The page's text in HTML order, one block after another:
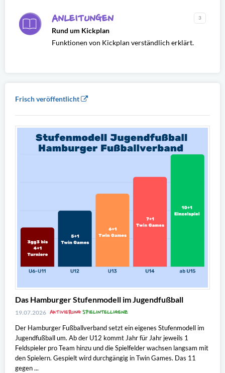
ANLEITUNGEN 3
Rund um Kickplan
Funktionen von Kickplan verständlich erklärt.
Frisch veröffentlicht
Das Hamburger Stufenmodell im Jugendfußball
19.07.2026 AKTIVIERUNGSPIELINTELLIGENZ
Der Hamburger Fußballverband setzt ein eigenes Stufenmodell im
Jugendfußball um. Ab der U12 kommt Jahr für Jahr jeweils 1
Feldspieler pro Team hinzu und die Spielfelder wachsen langsam mit
den Spielern. Gespielt wird durchgängig in Twin Games. Das 11
gegen ...